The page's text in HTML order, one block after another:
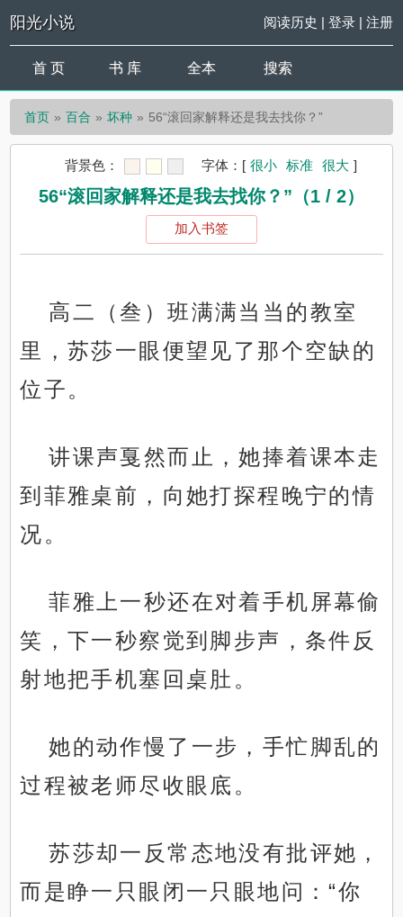
阳光小说 阅读历史 | 登录| 注册
首 页 书 库 全本 搜索
首页 百合 坏种 56“滚回家解释还是我去找你？”
背景色： 字体： [ 很小 标准 很大 ]
56“滚回家解释还是我去找你？”（1 / 2）
加入书签
高二（叁）班满满当当的教室
里，苏莎一眼便望见了那个空缺的
位子。
讲课声戛然而止，她捧着课本走
到菲雅桌前，向她打探程晚宁的情
况。
菲雅上一秒还在对着手机屏幕偷
笑，下一秒察觉到脚步声，条件反
射地把手机塞回桌肚。
她的动作慢了一步，手忙脚乱的
过程被老师尽收眼底。
苏莎却一反常态地没有批评她，
而是睁一只眼闭一只眼地问：“你